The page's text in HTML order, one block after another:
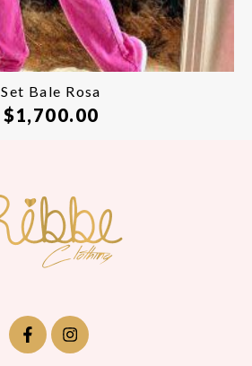
Set Bale Rosa
$1,700.00